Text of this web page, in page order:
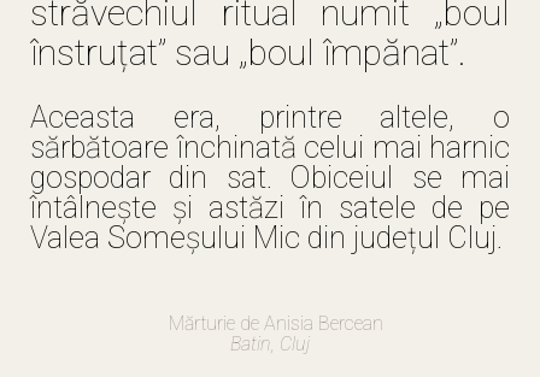
străvechiul ritual numit „boul
înstruțat” sau „boul împănat”.
Aceasta era, printre altele, o
sărbătoare închinată celui mai harnic
gospodar din sat. Obiceiul se mai
întâlnește și astăzi în satele de pe
Valea Someșului Mic din județul Cluj.
Mărturie de Anisia Bercean
Batin, Cluj